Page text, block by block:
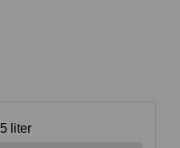
5 liter